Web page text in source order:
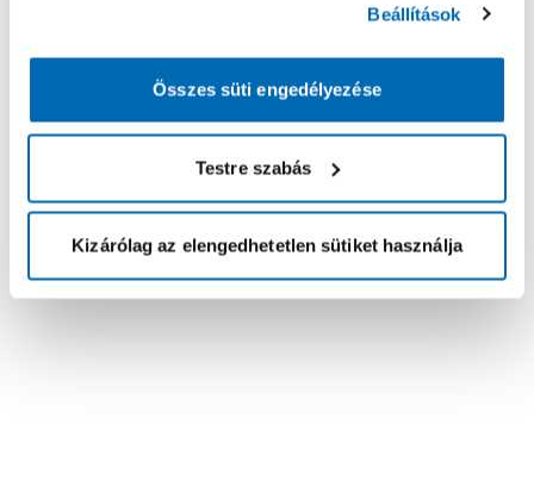
Beállítások
Összes süti engedélyezése
Testre szabás
Kizárólag az elengedhetetlen sütiket használja